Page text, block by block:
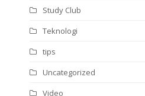
Study Club
Teknologi
tips
Uncategorized
Video